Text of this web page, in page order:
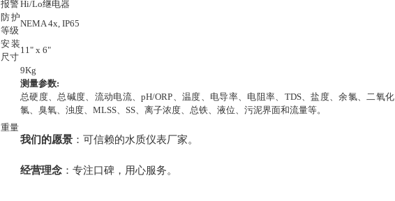
报警Hi/Lo继电器
防护
等级
NEMA 4x, IP65
安装
尺寸
11" x 6"
重量
9Kg
测量参数:
总硬度、总碱度、流动电流、pH/ORP、温度、电导率、电阻率、TDS、盐度、余氯、二氧化
氯、臭氧、浊度、MLSS、SS、离子浓度、总铁、液位、污泥界面和流量等。
我们的愿景 ：可信赖的水质仪表厂家。
经营理念 ：专注口碑，用心服务。